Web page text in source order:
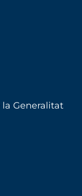
la Generalitat